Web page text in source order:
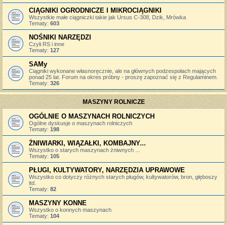
CIĄGNIKI OGRODNICZE I MIKROCIĄGNIKI
Wszystkie małe ciągniczki takie jak Ursus C-308, Dzik, Mrówka
Tematy: 603
NOŚNIKI NARZĘDZI
Czyli RS i inne
Tematy: 127
SAMy
Ciągniki wykonane własnoręcznie, ale na głównych podzespołach mających
ponad 25 lat. Forum na okres próbny - proszę zapoznać się z Regulaminem.
Tematy: 326
MASZYNY ROLNICZE
OGÓLNIE O MASZYNACH ROLNICZYCH
Ogólne dyskusje o maszynach rolniczych
Tematy: 198
ŻNIWIARKI, WIĄZAŁKI, KOMBAJNY...
Wszystko o starych maszynach żniwnych ...
Tematy: 105
PŁUGI, KULTYWATORY, NARZĘDZIA UPRAWOWE
Wszystko co dotyczy różnych starych pługów, kultywatorów, bron, głęboszy
itd.
Tematy: 82
MASZYNY KONNE
Wszystko o konnych maszynach
Tematy: 104